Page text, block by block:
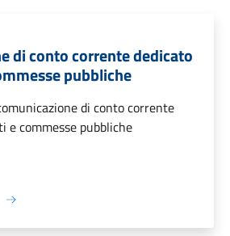
di conto corrente dedicato
pubbliche
di conto corrente
e commesse pubbliche